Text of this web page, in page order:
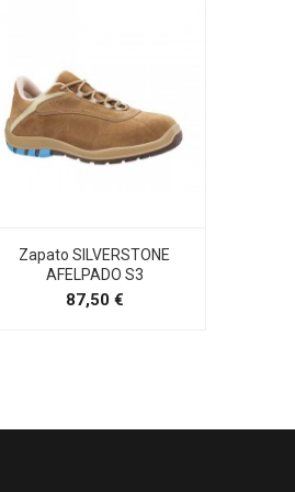
Zapato SILVERSTONE
AFELPADO S3
87,50 €Precio